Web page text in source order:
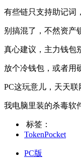
有些链只支持助记词
别搞混了，不然资产
真心建议，主力钱包
放个冷钱包，或者用
PC这玩意儿，天天联
我电脑里装的杀毒软
标签：
TokenPocket
PC版